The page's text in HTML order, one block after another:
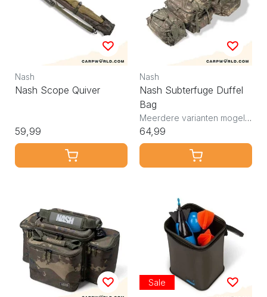
Nash
Nash Scope Quiver
59,99
Nash
Nash Subterfuge Duffel
Bag
Meerdere varianten mogelijk
64,99
Sale